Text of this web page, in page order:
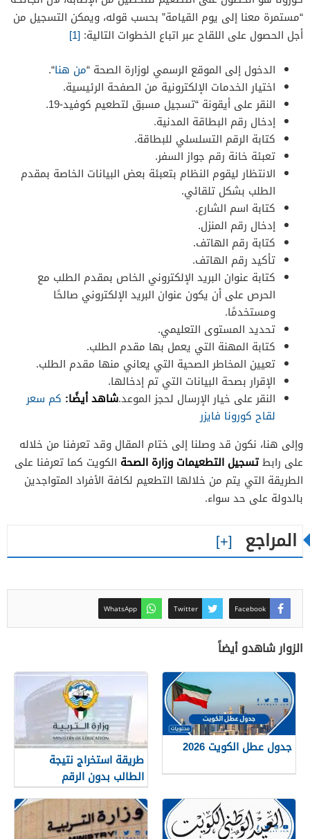
“مستمرة معنا إلى يوم القيامة” بحسب قوله، ويمكن التسجيل من
أجل الحصول على اللقاح عبر اتباع الخطوات التالية: [1]
الدخول إلى الموقع الرسمي لوزارة الصحة “من هنا“.
اختيار الخدمات الإلكترونية من الصفحة الرئيسية.
النقر على أيقونة “تسجيل مسبق لتطعيم كوفيد-19.
إدخال رقم البطاقة المدنية.
كتابة الرقم التسلسلي للبطاقة.
تعبئة خانة رقم جواز السفر.
الانتظار ليقوم النظام بتعبئة بعض البيانات الخاصة بمقدم
الطلب بشكل تلقائي.
كتابة اسم الشارع.
إدخال رقم المنزل.
كتابة رقم الهاتف.
تأكيد رقم الهاتف.
كتابة عنوان البريد الإلكتروني الخاص بمقدم الطلب مع
الحرص على أن يكون عنوان البريد الإلكتروني صالحًا
ومستخدمًا.
تحديد المستوى التعليمي.
كتابة المهنة التي يعمل بها مقدم الطلب.
تعيين المخاطر الصحية التي يعاني منها مقدم الطلب.
الإقرار بصحة البيانات التي تم إدخالها.
النقر على خيار الإرسال لحجز الموعد.شاهد أيضًا: كم سعر
لقاح كورونا فايزر
وإلى هنا، نكون قد وصلنا إلى ختام المقال وقد تعرفنا من خلاله
على رابطتسجيل التطعيمات وزارة الصحة الكويت كما تعرفنا على
الطريقة التي يتم من خلالها التطعيم لكافة الأفراد المتواجدين
بالدولة على حد سواء.
المراجع
Facebook
Twitter
WhatsApp
الزوار شاهدو أيضاً
جدول عطل الكويت 2026
طريقة استخراج نتيجة
الطالب بدون الرقم
التسلسلي في الكويت